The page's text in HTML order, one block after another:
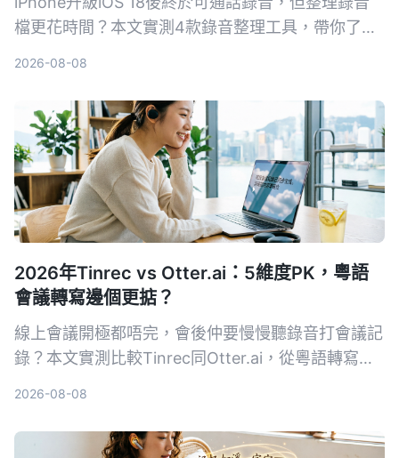
檔更花時間？本文實測4款錄音整理工具，帶你了解
2026-08-08
2026年Tinrec vs Otter.ai：5維度PK，粵語
會議轉寫邊個更掂？
線上會議開極都唔完，會後仲要慢慢聽錄音打會議記
錄？本文實測比較Tinrec同Otter.ai，從粵語轉寫、
2026-08-08